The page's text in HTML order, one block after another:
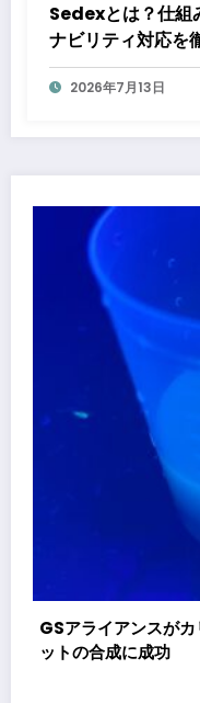
Sedexとは？仕組
ナビリティ対応を
2026年7月13日
株式会社スエヒ
ンス」実証プロ
催